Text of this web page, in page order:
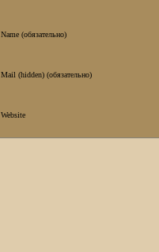
Name (обязательно)
Mail (hidden) (обязательно)
Website